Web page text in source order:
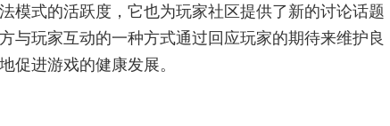
模式的活跃度，它也为玩家社区提供了新的讨论话题
与玩家互动的一种方式通过回应玩家的期待来维护良
促进游戏的健康发展。